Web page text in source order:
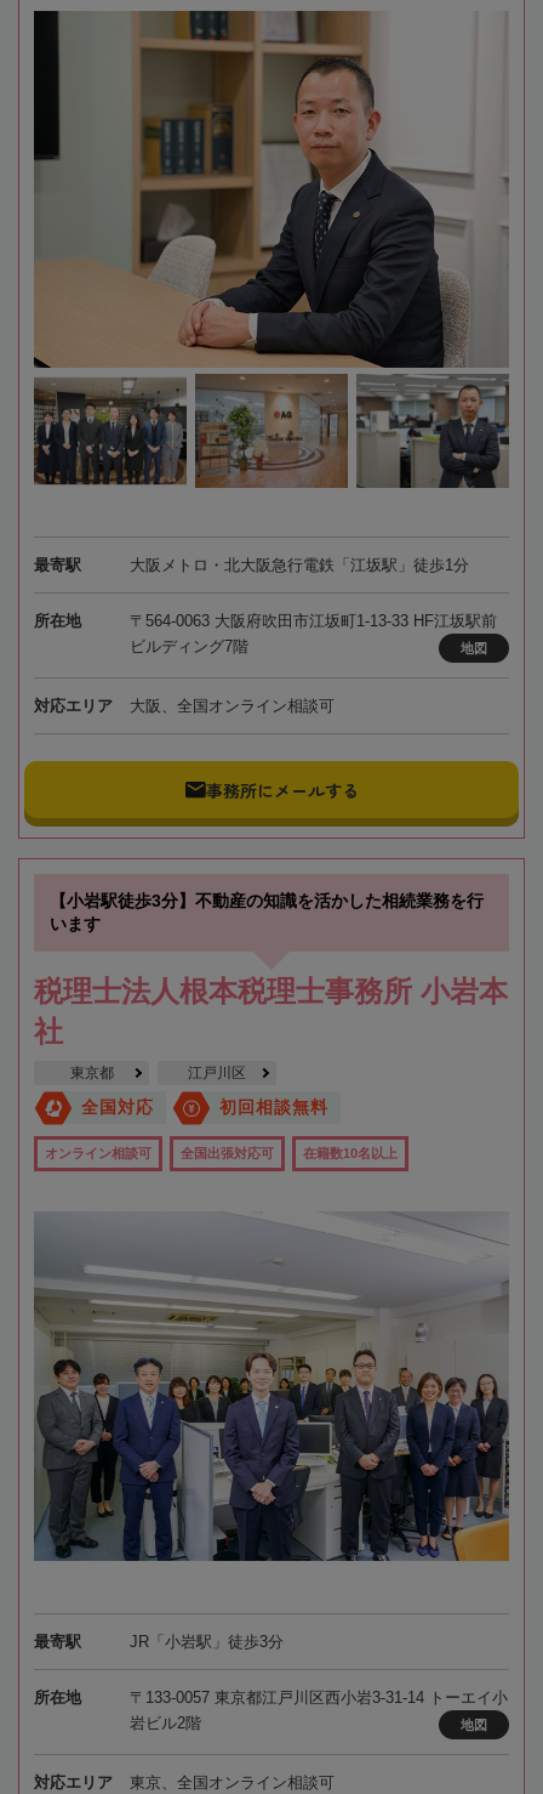
最寄駅 大阪メトロ・北大阪急行電鉄「江坂駅」徒歩1分
所在地
〒564-0063 大阪府吹田市江坂町1-13-33 HF江坂駅前
ビルディング7階
地図
対応エリア 大阪、全国オンライン相談可
事務所にメールする
【小岩駅徒歩3分】不動産の知識を活かした相続業務を行
います
税理士法人根本税理士事務所 小岩本
社
東京都 江戸川区
全国対応 初回相談無料
オンライン相談可 全国出張対応可 在籍数10名以上
最寄駅 JR「小岩駅」徒歩3分
所在地
〒133-0057 東京都江戸川区西小岩3-31-14 トーエイ小
岩ビル2階
地図
対応エリア 東京、全国オンライン相談可